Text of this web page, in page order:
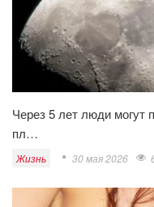
Через 5 лет люди могут
пл…
Жизнь 30 мая 2026